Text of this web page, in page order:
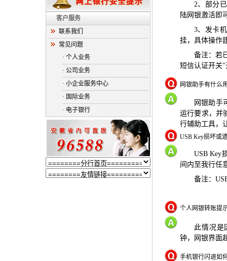
客户服务
联系我们
常见问题
· 个人业务
· 公司业务
· 小企业服务中心
· 国际业务
· 电子银行
2、部分
陆网银激活即
3、发卡
挂，具体操作
备注：若
短信认证开关"
网银助手有什么
网银助手
运行要求，并
行辅助工具，
USB Key损坏或
USB Key
间内至我行任
备注：
个人网银转账提
此情况是
钟，网银界面
手机银行闪退如